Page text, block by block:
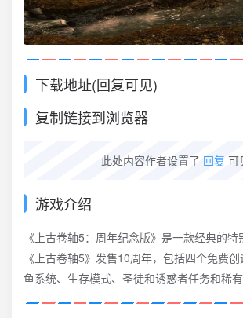
下载地址(回复可见)
复制链接到浏览器
此处内容作者设置了 回复 可
游戏介绍
《上古卷轴5：周年纪念版》是一款经典的
《上古卷轴5》发售10周年，包括四个免费
鱼系统、生存模式、圣徒和诱惑者任务和稀有